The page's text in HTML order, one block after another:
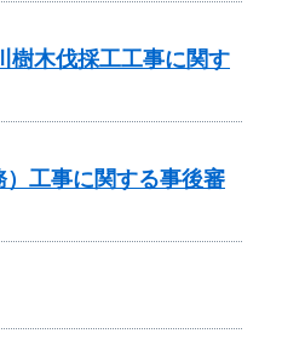
樹木伐採工工事に関す
工事に関する事後審